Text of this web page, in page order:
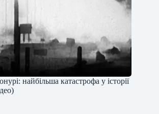
найбільша катастрофа у історії